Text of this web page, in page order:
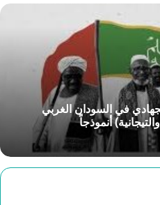
في السودان الغربي